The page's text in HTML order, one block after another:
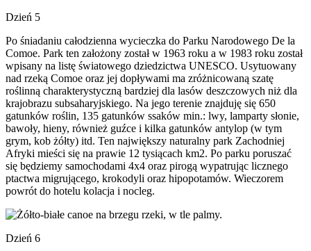
Dzień 5
Po śniadaniu całodzienna wycieczka do Parku Narodowego De la
Comoe. Park ten założony został w 1963 roku a w 1983 roku został
wpisany na listę światowego dziedzictwa UNESCO. Usytuowany
nad rzeką Comoe oraz jej dopływami ma zróżnicowaną szatę
roślinną charakterystyczną bardziej dla lasów deszczowych niż dla
krajobrazu subsaharyjskiego. Na jego terenie znajduję się 650
gatunków roślin, 135 gatunków ssaków min.: lwy, lamparty słonie,
bawoły, hieny, również guźce i kilka gatunków antylop (w tym
grym, kob żółty) itd. Ten największy naturalny park Zachodniej
Afryki mieści się na prawie 12 tysiącach km2. Po parku poruszać
się będziemy samochodami 4x4 oraz pirogą wypatrując licznego
ptactwa migrującego, krokodyli oraz hipopotamów. Wieczorem
powrót do hotelu kolacja i nocleg.
Dzień 6